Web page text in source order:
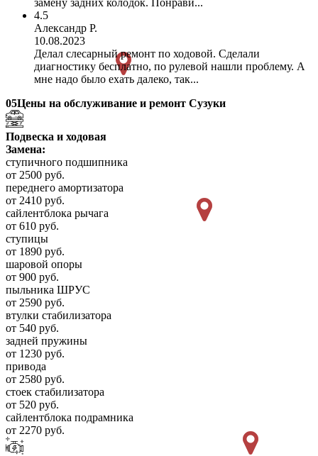
4.5
Александр Р.
10.08.2023
Делал слесарный ремонт по ходовой. Сделали
диагностику бесплатно, по рулевой нашли проблему. А
мне надо было ехать далеко, так...
05Цены на обслуживание и ремонт Сузуки
Подвеска и ходовая
Замена:
ступичного подшипника
от 2500 руб.
переднего амортизатора
от 2410 руб.
сайлентблока рычага
от 610 руб.
ступицы
от 1890 руб.
шаровой опоры
от 900 руб.
пыльника ШРУС
от 2590 руб.
втулки стабилизатора
от 540 руб.
задней пружины
от 1230 руб.
привода
от 2580 руб.
стоек стабилизатора
от 520 руб.
сайлентблока подрамника
от 2270 руб.